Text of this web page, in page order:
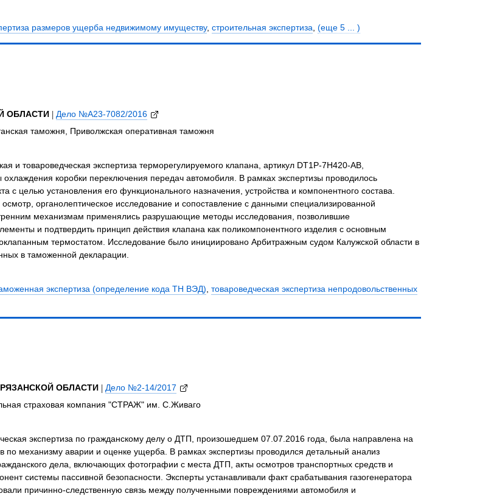
размеров ущерба недвижимому имуществу, строительная экспертиза, (еще 5 ... )
ОБЛАСТИ | Дело №А23-7082/2016
таможня, Приволжская оперативная таможня
и товароведческая экспертиза терморегулируемого клапана, артикул DT1P-7H420-AB,
охлаждения коробки переключения передач автомобиля. В рамках экспертизы проводилось
с целью установления его функционального назначения, устройства и компонентного состава.
органолептическое исследование и сопоставление с данными специализированной
механизмам применялись разрушающие методы исследования, позволившие
и подтвердить принцип действия клапана как поликомпонентного изделия с основным
термостатом. Исследование было инициировано Арбитражным судом Калужской области в
в таможенной декларации.
экспертиза (определение кода ТН ВЭД) товароведческая экспертиза непродовольственных
ОБЛАСТИ | Дело №2-14/2017
страховая компания "СТРАЖ" им. С.Живаго
экспертиза по гражданскому делу о ДТП, произошедшем 07.07.2016 года, была направлена на
по механизму аварии и оценке ущерба. В рамках экспертизы проводился детальный анализ
дела, включающих фотографии с места ДТП, акты осмотров транспортных средств и
системы пассивной безопасности. Эксперты устанавливали факт срабатывания газогенератора
причинно-следственную связь между полученными повреждениями автомобиля и